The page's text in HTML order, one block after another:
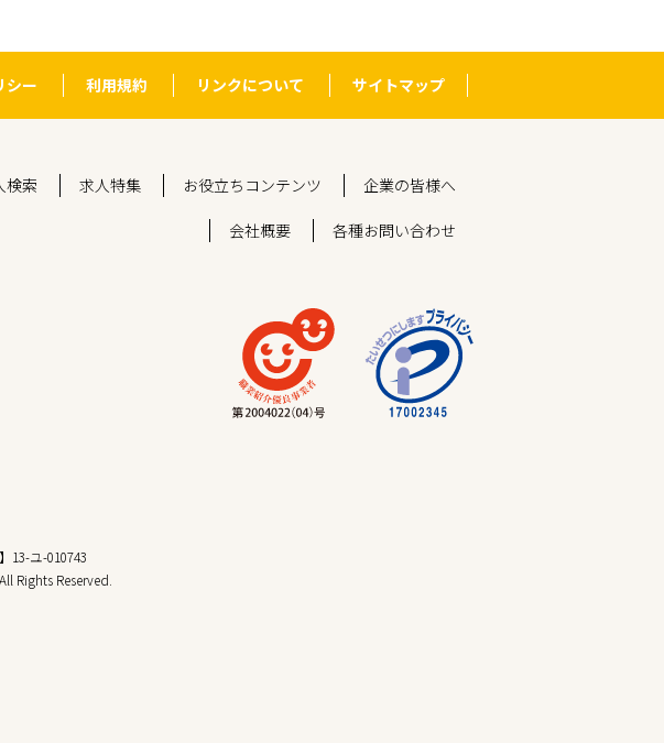
シー 利用規約 リンクについて サイトマップ
検索 求人特集 お役立ちコンテンツ 企業の皆様へ
会社概要 各種お問い合わせ
13-ユ-010743
Rights Reserved.